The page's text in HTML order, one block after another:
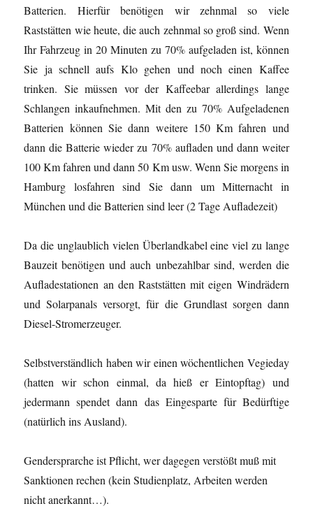
Batterien. Hierfür benötigen wir zehnmal so viele
Raststätten wie heute, die auch zehnmal so groß sind. Wenn
Ihr Fahrzeug in 20 Minuten zu 70% aufgeladen ist, können
Sie ja schnell aufs Klo gehen und noch einen Kaffee
trinken. Sie müssen vor der Kaffeebar allerdings lange
Schlangen inkaufnehmen. Mit den zu 70% Aufgeladenen
Batterien können Sie dann weitere 150 Km fahren und
dann die Batterie wieder zu 70% aufladen und dann weiter
100 Km fahren und dann 50 Km usw. Wenn Sie morgens in
Hamburg losfahren sind Sie dann um Mitternacht in
München und die Batterien sind leer (2 Tage Aufladezeit)
Da die unglaublich vielen Überlandkabel eine viel zu lange
Bauzeit benötigen und auch unbezahlbar sind, werden die
Aufladestationen an den Raststätten mit eigen Windrädern
und Solarpanals versorgt, für die Grundlast sorgen dann
Diesel-Stromerzeuger.
Selbstverständlich haben wir einen wöchentlichen Vegieday
(hatten wir schon einmal, da hieß er Eintopftag) und
jedermann spendet dann das Eingesparte für Bedürftige
(natürlich ins Ausland).
Gendersprarche ist Pflicht, wer dagegen verstößt muß mit
Sanktionen rechen (kein Studienplatz, Arbeiten werden
nicht anerkannt…).